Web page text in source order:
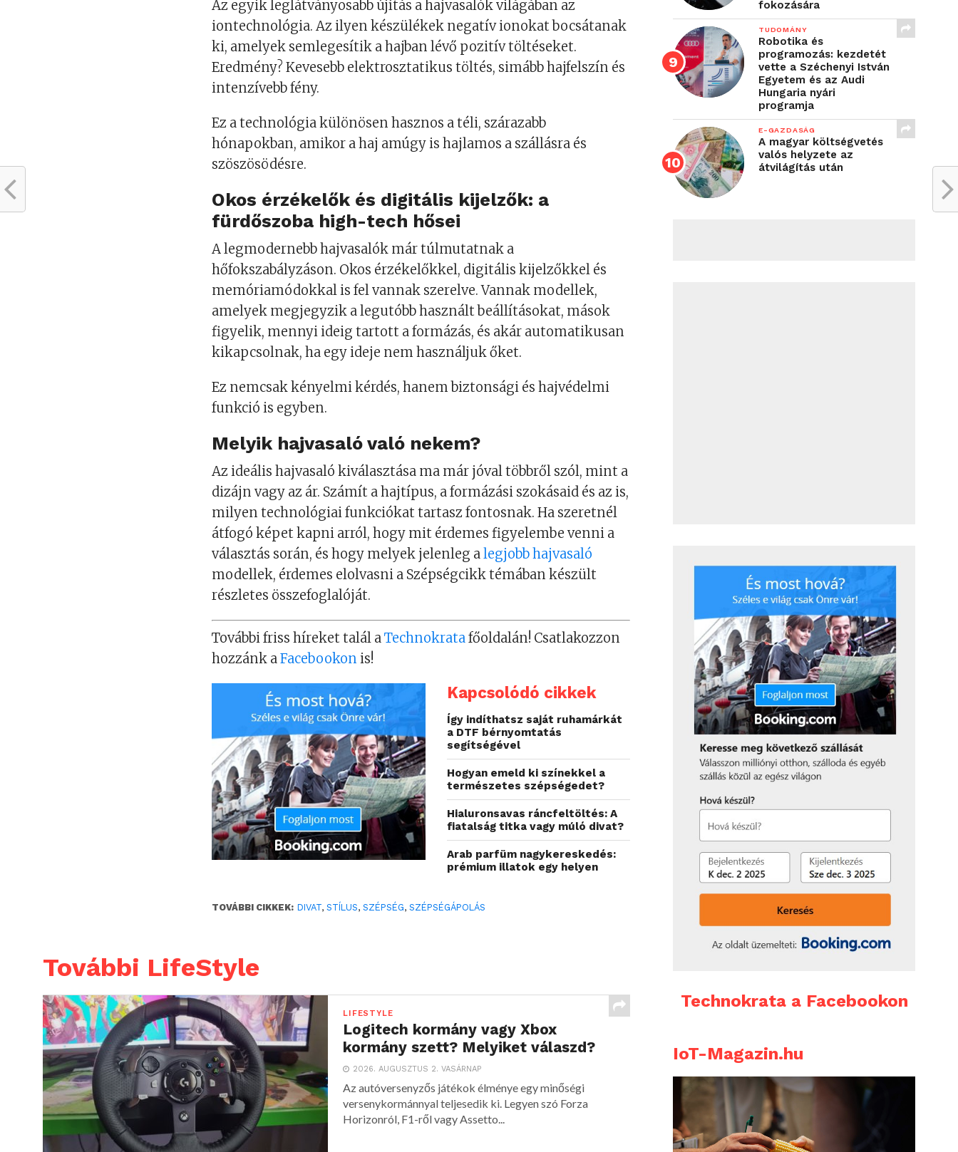
Az egyik leglátványosabb újítás a hajvasalók világában az
iontechnológia. Az ilyen készülékek negatív ionokat bocsátanak
ki, amelyek semlegesítik a hajban lévő pozitív töltéseket.
Eredmény? Kevesebb elektrosztatikus töltés, simább hajfelszín és
intenzívebb fény.
Ez a technológia különösen hasznos a téli, szárazabb
hónapokban, amikor a haj amúgy is hajlamos a szállásra és
szöszösödésre.
Okos érzékelők és digitális kijelzők: a
fürdőszoba high-tech hősei
A legmodernebb hajvasalók már túlmutatnak a
hőfokszabályzáson. Okos érzékelőkkel, digitális kijelzőkkel és
memóriamódokkal is fel vannak szerelve. Vannak modellek,
amelyek megjegyzik a legutóbb használt beállításokat, mások
figyelik, mennyi ideig tartott a formázás, és akár automatikusan
kikapcsolnak, ha egy ideje nem használjuk őket.
Ez nemcsak kényelmi kérdés, hanem biztonsági és hajvédelmi
funkció is egyben.
Melyik hajvasaló való nekem?
Az ideális hajvasaló kiválasztása ma már jóval többről szól, mint a
dizájn vagy az ár. Számít a hajtípus, a formázási szokásaid és az is,
milyen technológiai funkciókat tartasz fontosnak. Ha szeretnél
átfogó képet kapni arról, hogy mit érdemes figyelembe venni a
választás során, és hogy melyek jelenleg alegjobb hajvasaló
modellek, érdemes elolvasni a Szépségcikk témában készült
részletes összefoglalóját.
További friss híreket talál aTechnokratafőoldalán! Csatlakozzon
hozzánk aFacebookon is!
Kapcsolódó cikkek
Így indíthatsz saját ruhamárkát
a DTF bérnyomtatás
segítségével
Hogyan emeld ki színekkel a
természetes szépségedet?
Hialuronsavas ráncfeltöltés: A
fiatalság titka vagy múló divat?
Arab parfüm nagykereskedés:
prémium illatok egy helyen
TOVÁBBI CIKKEK: DIVAT,STÍLUS,SZÉPSÉG,SZÉPSÉGÁPOLÁS
További LifeStyle
LIFESTYLE
Logitech kormány vagy Xbox
kormány szett? Melyiket válaszd?
2026. AUGUSZTUS 2. VASÁRNAP
Az autóversenyzős játékok élménye egy minőségi
versenykormánnyal teljesedik ki. Legyen szó Forza
Horizonról, F1-ről vagy Assetto...
fokozására
TUDOMÁNY
Robotika és
programozás: kezdetét
vette a Széchenyi István
Egyetem és az Audi
Hungaria nyári
programja
E-GAZDASÁG
A magyar költségvetés
valós helyzete az
átvilágítás után
Technokrata a Facebookon
IoT-Magazin.hu